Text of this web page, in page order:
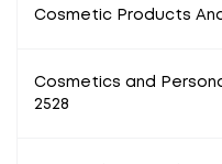
Cosmetic Products
Cosmetics and
2528